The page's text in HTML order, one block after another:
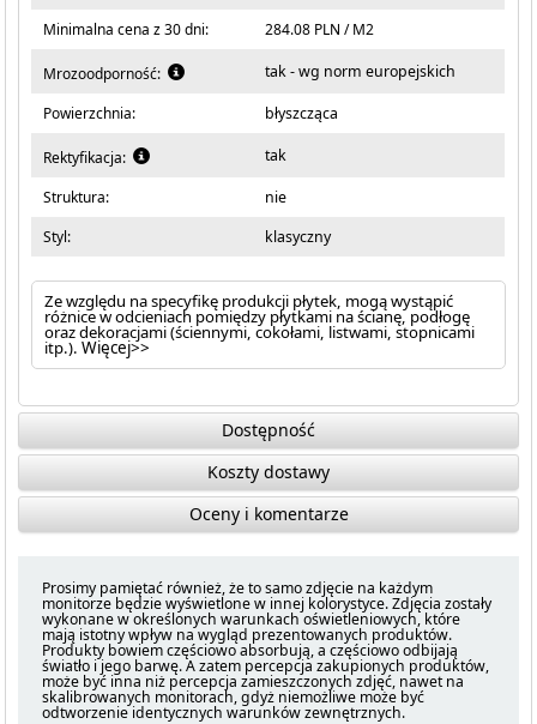
Minimalna cena z 30 dni: 284.08 PLN / M2
Mrozoodporność: tak - wg norm europejskich
Powierzchnia: błyszcząca
Rektyfikacja: tak
Struktura:
nie
Styl:
klasyczny
Ze względu na specyfikę produkcji płytek, mogą wystąpić
różnice w odcieniach pomiędzy płytkami na ścianę, podłogę
oraz dekoracjami (ściennymi, cokołami, listwami, stopnicami
itp.).Więcej>>
Dostępność
Koszty dostawy
Oceny i komentarze
Prosimy pamiętać również, że to samo zdjęcie na każdym
monitorze będzie wyświetlone w innej kolorystyce. Zdjęcia zostały
wykonane w określonych warunkach oświetleniowych, które
mają istotny wpływ na wygląd prezentowanych produktów.
Produkty bowiem częściowo absorbują, a częściowo odbijają
światło i jego barwę. A zatem percepcja zakupionych produktów,
może być inna niż percepcja zamieszczonych zdjęć, nawet na
skalibrowanych monitorach, gdyż niemożliwe może być
odtworzenie identycznych warunków zewnętrznych.